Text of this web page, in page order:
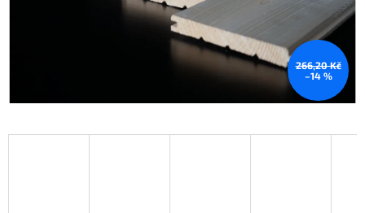
266,20 Kč
–14 %